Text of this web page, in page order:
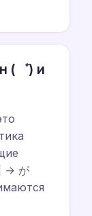
(゛) и
→ が